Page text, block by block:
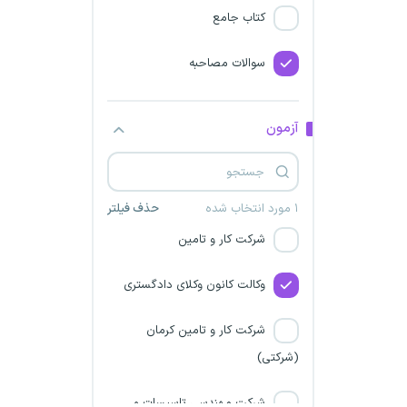
کتاب جامع
سوالات مصاحبه
آزمون
۱ مورد انتخاب شده حذف فیلتر
فارس
دانشگاه علوم پزشکی رفسنجان
شرکت یدک گاز سیرک
شرکت کار و تامین در سه استان
شرکت کار و تامین
وکالت کانون وکلای دادگستری
شرکت کار و تامین کرمان
(شرکتی)
شرکت مهندسی تاسیسات و